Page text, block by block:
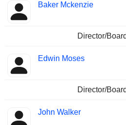
Baker Mckenzie
Director/
Edwin Moses
Director/
John Walker